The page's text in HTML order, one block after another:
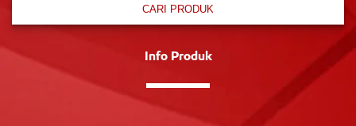
CARI PRODUK
Info Produk